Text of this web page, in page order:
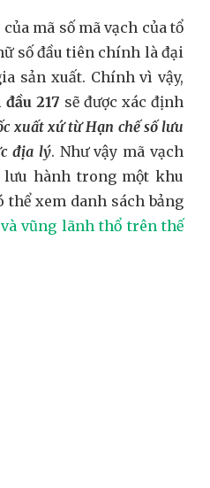
mã số mã vạch của tổ
số đầu tiên chính là đại
sản xuất. Chính vì vậy,
217 sẽ được xác định
xuất xứ từ Hạn chế số lưu
địa lý. Như vậy mã vạch
lưu hành trong một khu
thể xem danh sách bảng
vũng lãnh thổ trên thế